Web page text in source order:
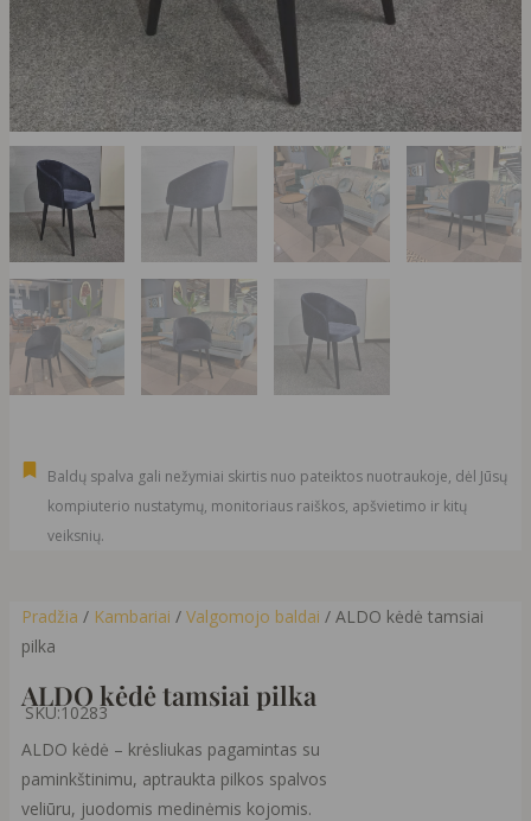
Baldų spalva gali nežymiai skirtis nuo pateiktos nuotraukoje, dėl Jūsų
kompiuterio nustatymų, monitoriaus raiškos, apšvietimo ir kitų
veiksnių.
Pradžia / Kambariai / Valgomojo baldai / ALDO kėdė tamsiai
pilka
ALDO kėdė tamsiai pilka
SKU:10283
ALDO kėdė – krėsliukas pagamintas su
paminkštinimu, aptraukta pilkos spalvos
veliūru, juodomis medinėmis kojomis.